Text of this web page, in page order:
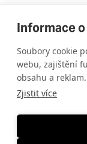
Informace
Soubory cookie
webu, zajištění
obsahu a reklam.
Zjistit více